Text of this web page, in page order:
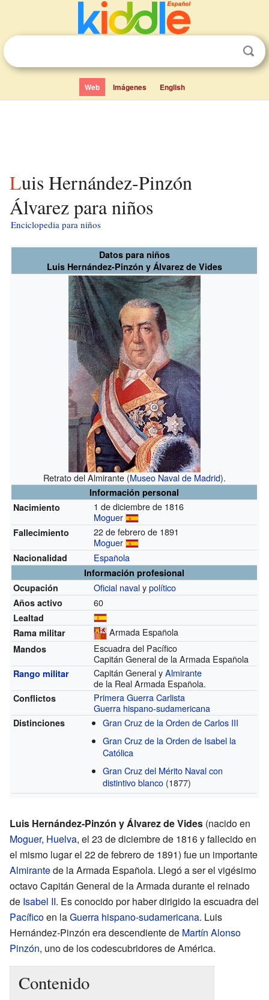
Web Imágenes English
Luis Hernández-Pinzón
Álvarez para niños
Enciclopedia para niños
Datos para niños
Luis Hernández-Pinzón y Álvarez de Vides
Retrato del Almirante (Museo Naval de Madrid).
Información personal
Nacimiento
1 de diciembre de 1816
Moguer
Fallecimiento
22 de febrero de 1891
Moguer
Nacionalidad Española
Información profesional
Ocupación
Oficial navalypolítico
Años activo 60
Lealtad
Rama militar
Armada Española
Mandos
Escuadra del Pacífico
Capitán General de la Armada Española
Rango militar Capitán General yAlmirante
de la Real Armada Española.
Conflictos
Primera Guerra Carlista
Guerra hispano-sudamericana
Distinciones
Gran Cruz de la Orden de Carlos III
Gran Cruz de la Orden de Isabel la
Católica
Gran Cruz del Mérito Naval con
distintivo blanco (1877)
Luis Hernández-Pinzón y Álvarez de Vides (nacido en
Moguer, Huelva, el 23 de diciembre de 1816 y fallecido en
el mismo lugar el 22 de febrero de 1891) fue un importante
Almirantede la Armada Española. Llegó a ser el vigésimo
octavo Capitán General de la Armada durante el reinado
de Isabel II. Es conocido por haber dirigido la escuadra del
Pacíficoen laGuerra hispano-sudamericana. Luis
Hernández-Pinzón era descendiente de Martín Alonso
Pinzón, uno de los codescubridores de América.
Contenido